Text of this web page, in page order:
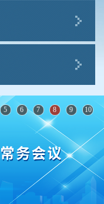
2026-07-29
备工作，为美丽
2026-07-28
报
月全国环境空
2026-07-28
空气质量预报会
2026-07-16
环境基本制
态环境政策、
规草案，制定
水源地生态环
订生态环境标
...
[查看详细]
境部纪检监察
传部、司法部关
年规划（2026
2026-07-30
强新时代社会工
2026-07-23
治年报
生态环境保护
大气环境保护
2026-07-24
工作者、3个基层
一先”表彰
2026-07-21
5 6 7 8 9 10